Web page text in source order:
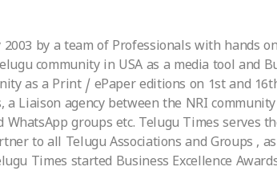
by a team of Professionals with hands
community in USA as a media tool and
as a Print / ePaper editions on 1st and
Liaison agency between the NRI
groups etc. Telugu Times serves
to all Telugu Associations and Groups ,
Times started Business Excellence